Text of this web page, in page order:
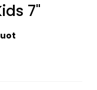
7"